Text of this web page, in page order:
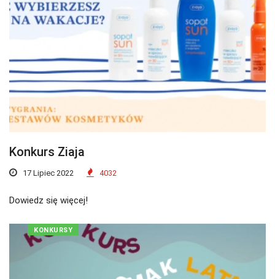
Konkurs Ziaja
17 Lipiec 2022 4032
Dowiedz się więcej!
KONKURSY